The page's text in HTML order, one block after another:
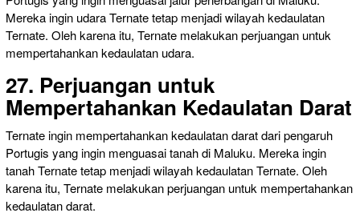
Mereka ingin udara Ternate tetap menjadi wilayah kedaulatan
Ternate. Oleh karena itu, Ternate melakukan perjuangan untuk
mempertahankan kedaulatan udara.
27. Perjuangan untuk
Mempertahankan Kedaulatan Darat
Ternate ingin mempertahankan kedaulatan darat dari pengaruh
Portugis yang ingin menguasai tanah di Maluku. Mereka ingin
tanah Ternate tetap menjadi wilayah kedaulatan Ternate. Oleh
karena itu, Ternate melakukan perjuangan untuk mempertahankan
kedaulatan darat.